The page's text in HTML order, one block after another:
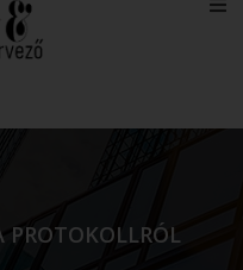
PROTOKOLLRÓL